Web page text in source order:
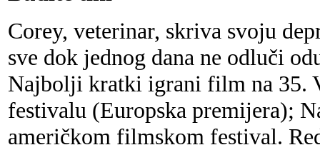
Corey, veterinar, skriva svoju
sve dok jednog dana ne odluči
Najbolji kratki igrani film na 35.
festivalu (Europska premijera);
američkom filmskom festival.